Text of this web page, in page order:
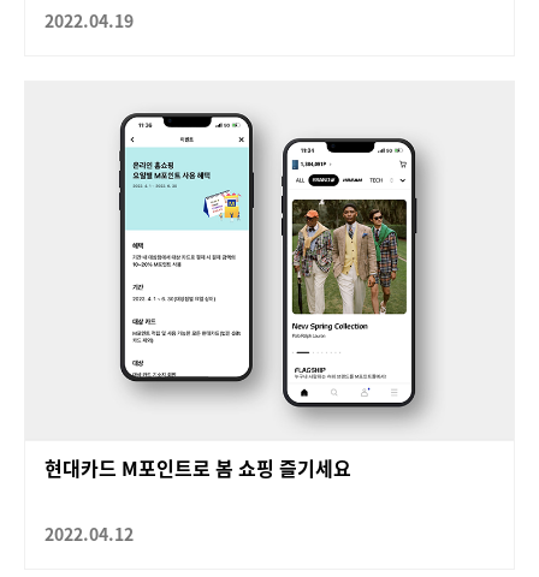
2022.04.19
현대카드 M포인트로 봄 쇼핑 즐기세요
2022.04.12